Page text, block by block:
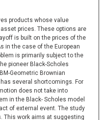
products whose value
prices. These options are
is built on the prices of the
in the case of the European
is primarily subject to the
pioneer Black-Scholes
Geometric Brownian
several shortcomings. For
does not take into
in the Black- Scholes model
of external event. The study
This work aims at suggesting